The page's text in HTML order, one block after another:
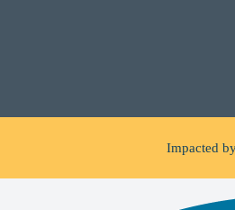
Be aware of
If you